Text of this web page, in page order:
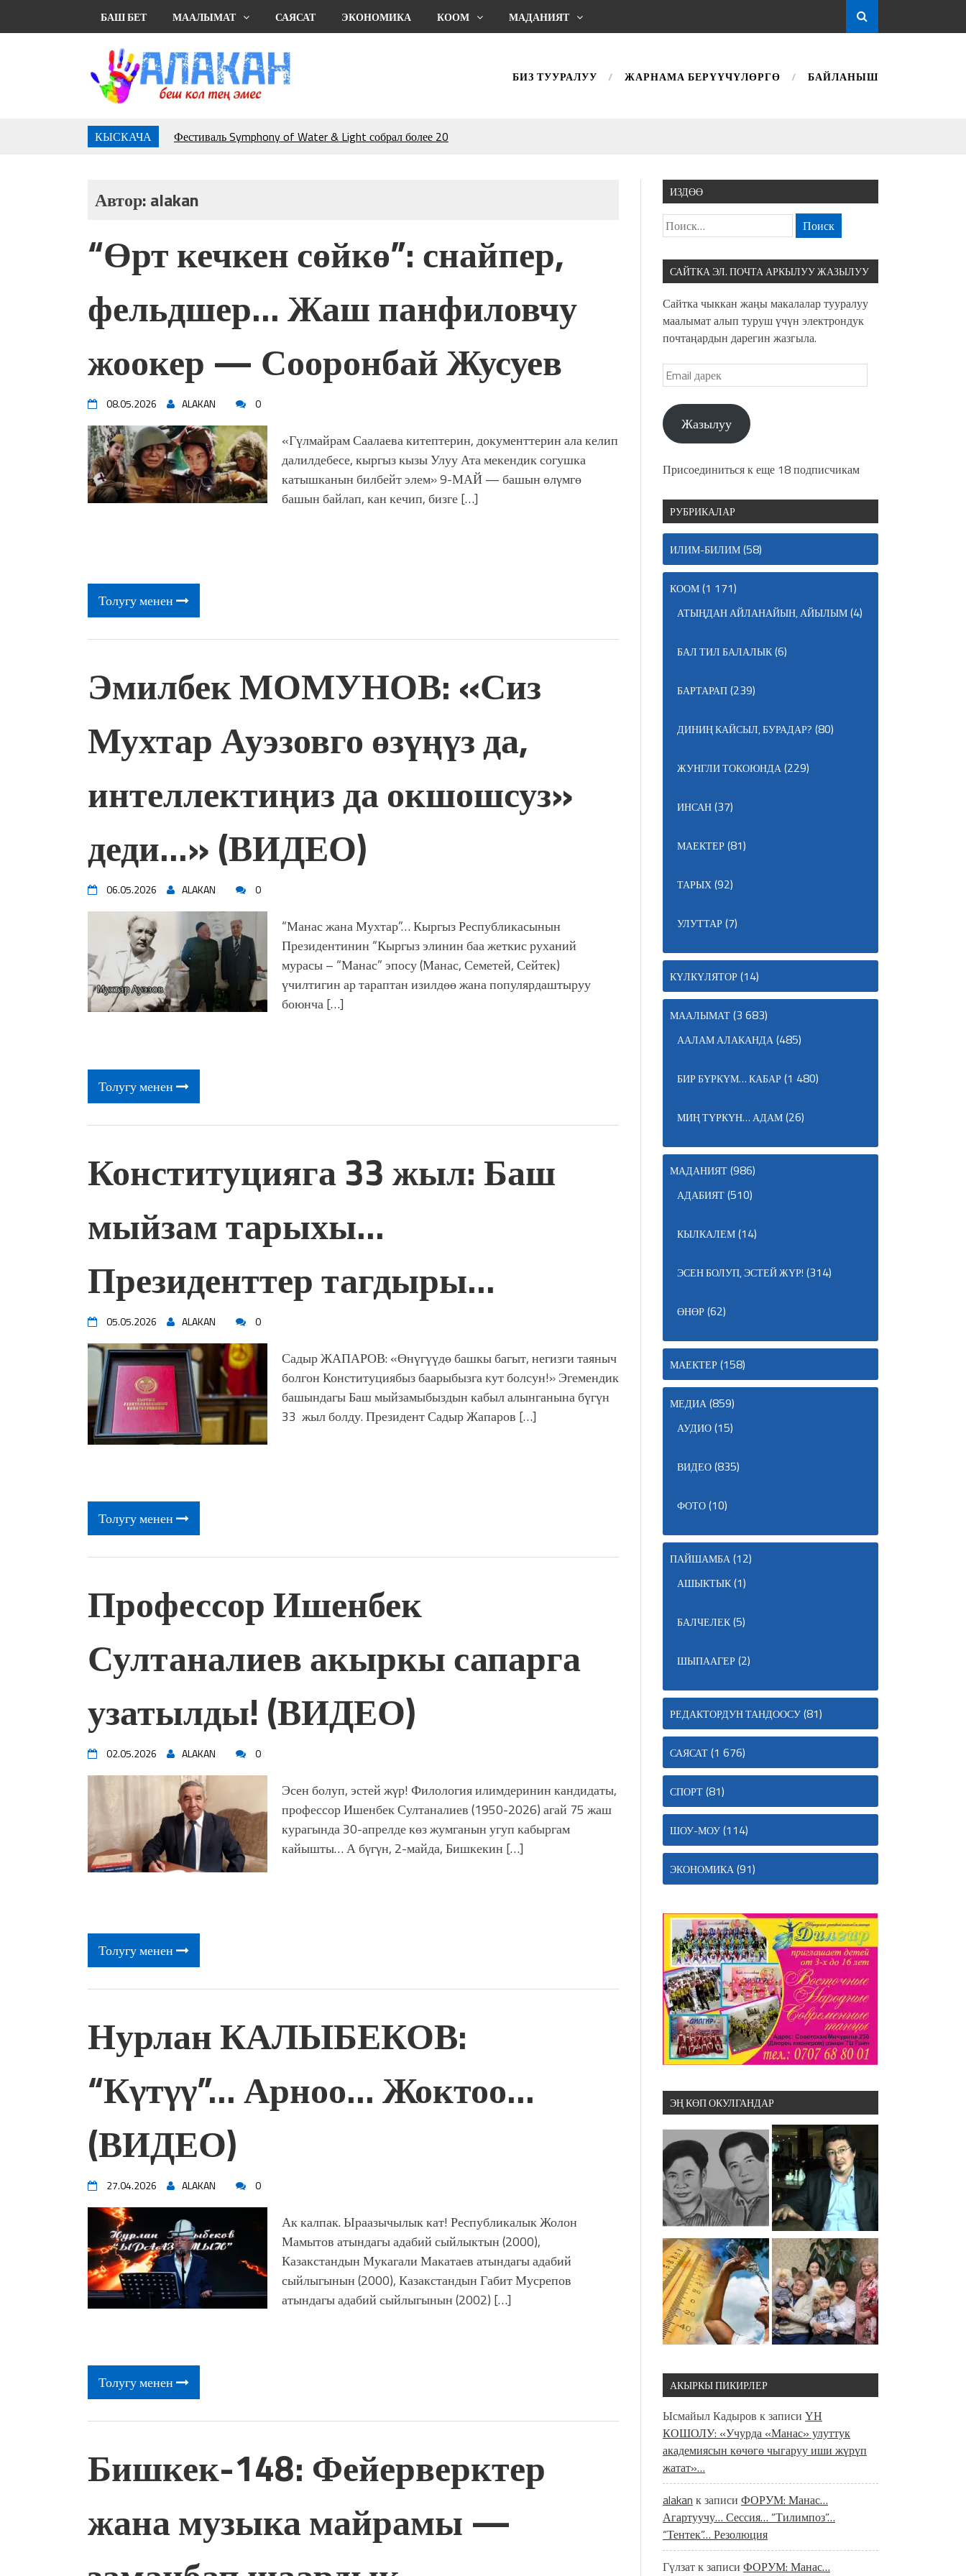
БАШ БЕТ МААЛЫМАТ САЯСАТ ЭКОНОМИКА КООМ МАДАНИЯТ
БИЗ ТУУРАЛУУ ЖАРНАМА БЕРҮҮЧҮЛӨРГӨ БАЙЛАНЫШ
КЫСКАЧА
Фестиваль Symphony of Water & Light собрал более 20
болмок”
10 000 гостей насладились впечатляющим шоу
президенти болуп шайланышым сыймык жана чоң
жоопкерчилик!"
үчүн, улуу көч уланышы үчүн журнал сөзсүз керек!”
“Китепкана түнγ-2026”: Психолог Мээрим Мураталиева
Латын арибиндеги “Чабуул”... “Ала-Тоо” журналынын
тарыхы жана редакторлору... (Тизме. Видео)
“КАРА КЕМПИР”: ҮМҮТТҮН ТҮБӨЛҮК СИМВОЛУ
Кыргызстандагы эң ири музыкалуу фонтанды көрүү үчүн
Royal Central Park'ка 30 миң адам чогулду
Автор:alakan
“Өрт кечкен сөйкө”: снайпер,
фельдшер… Жаш панфиловчу
жоокер — Сооронбай Жусуев
08.05.2026 ALAKAN 0
«Гүлмайрам Саалаева китептерин, документтерин ала келип
далилдебесе, кыргыз кызы Улуу Ата мекендик согушка
катышканын билбейт элем» 9-МАЙ — башын өлγмгө
башын байлап, кан кечип, бизге […]
Толугу менен
Эмилбек МОМУНОВ: «Сиз
Мухтар Ауэзовго өзүңүз да,
интеллектиңиз да окшошсуз»
деди…» (ВИДЕО)
06.05.2026 ALAKAN 0
“Манас жана Мухтар”… Кыргыз Республикасынын
Президентинин “Кыргыз элинин баа жеткис руханий
мурасы – “Манас” эпосу (Манас, Семетей, Сейтек)
үчилтигин ар тараптан изилдөө жана популярдаштыруу
боюнча […]
Толугу менен
Конституцияга 33 жыл: Баш
мыйзам тарыхы…
Президенттер тагдыры…
05.05.2026 ALAKAN 0
Садыр ЖАПАРОВ: «Өнүгүүдө башкы багыт, негизги таяныч
болгон Конституциябыз баарыбызга кут болсун!» Эгемендик
башындагы Баш мыйзамыбыздын кабыл алынганына бүгүн
33 жыл болду. Президент Садыр Жапаров […]
Толугу менен
Профессор Ишенбек
Султаналиев акыркы сапарга
узатылды! (ВИДЕО)
02.05.2026 ALAKAN 0
Эсен болуп, эстей жγр! Филология илимдеринин кандидаты,
профессор Ишенбек Султаналиев (1950-2026) агай 75 жаш
курагында 30-апрелде көз жумганын угуп кабыргам
кайышты… А бγгγн, 2-майда, Бишкекин […]
Толугу менен
Нурлан КАЛЫБЕКОВ:
“Кγтγγ”… Арноо… Жоктоо…
(ВИДЕО)
27.04.2026 ALAKAN 0
Ак калпак. Ыраазычылык кат! Республикалык Жолон
Мамытов атындагы адабий сыйлыктын (2000),
Казакстандын Мукагали Макатаев атындагы адабий
сыйлыгынын (2000), Казакстандын Габит Мусрепов
атындагы адабий сыйлыгынын (2002) […]
Толугу менен
Бишкек-148: Фейерверктер
жана музыка майрамы —
ИЗДӨӨ
САЙТКА ЭЛ. ПОЧТА АРКЫЛУУ ЖАЗЫЛУУ
Сайтка чыккан жаңы макалалар тууралуу
маалымат алып туруш үчүн электрондук
почтаңардын дарегин жазгыла.
Жазылуу
Присоединиться к еще 18 подписчикам
РУБРИКАЛАР
ИЛИМ-БИЛИМ(58)
КООМ(1 171)
АТЫҢДАН АЙЛАНАЙЫН, АЙЫЛЫМ(4)
БАЛ ТИЛ БАЛАЛЫК(6)
БАРТАРАП(239)
ДИНИҢ КАЙСЫЛ, БУРАДАР? (80)
ЖУНГЛИ ТОКОЮНДА(229)
ИНСАН(37)
МАЕКТЕР(81)
ТАРЫХ(92)
УЛУТТАР(7)
КҮЛКҮЛЯТОР(14)
МААЛЫМАТ(3 683)
ААЛАМ АЛАКАНДА(485)
БИР БҮРКҮМ… КАБАР(1 480)
МИҢ ТҮРКҮН… АДАМ(26)
МАДАНИЯТ(986)
АДАБИЯТ(510)
КЫЛКАЛЕМ(14)
ЭСЕН БОЛУП, ЭСТЕЙ ЖҮР! (314)
ӨНӨР(62)
МАЕКТЕР(158)
МЕДИА(859)
АУДИО(15)
ВИДЕО(835)
ФОТО(10)
ПАЙШАМБА(12)
АШЫКТЫК(1)
БАЛЧЕЛЕК(5)
ШЫПААГЕР(2)
РЕДАКТОРДУН ТАНДООСУ(81)
САЯСАТ(1 676)
СПОРТ(81)
ШОУ-МОУ(114)
ЭКОНОМИКА(91)
ЭҢ КӨП ОКУЛГАНДАР
АКЫРКЫ ПИКИРЛЕР
Ысмайыл Кадыров к записи ҮН
КОШОЛУ: «Учурда «Манас» улуттук
академиясын көчөгө чыгаруу иши жүрүп
жатат»…
alakan к записи ФОРУМ: Манас…
Агартуучу… Сессия… “Тилимпоз”…
“Тентек”… Резолюция
Гүлзатк записи ФОРУМ: Манас…